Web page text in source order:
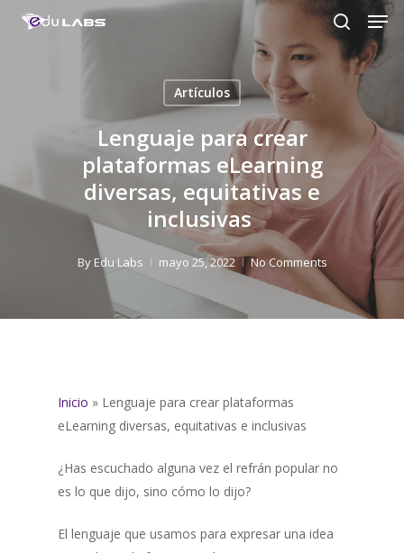
search
Artículos
Lenguaje para crear
plataformas eLearning
diversas, equitativas e
inclusivas
ByEdu Labs mayo 25, 2022 No Comments
Inicio » Lenguaje para crear plataformas
eLearning diversas, equitativas e inclusivas
¿Has escuchado alguna vez el refrán popular no
es lo que dijo, sino cómo lo dijo?
El lenguaje que usamos para expresar una idea
Close
Menu